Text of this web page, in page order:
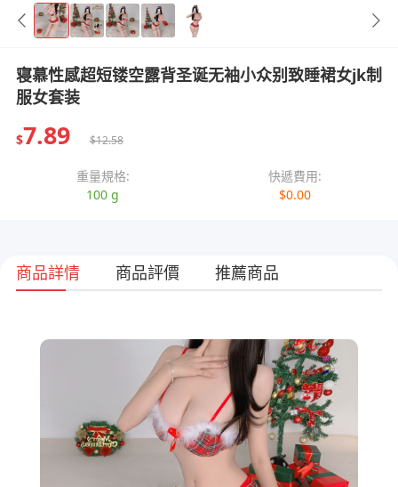
寝慕性感超短镂空露背圣诞无袖小众别致睡裙女jk制
服女套装
$7.89 $12.58
重量規格:
100 g
快遞費用:
$0.00
商品詳情 商品評價 推薦商品